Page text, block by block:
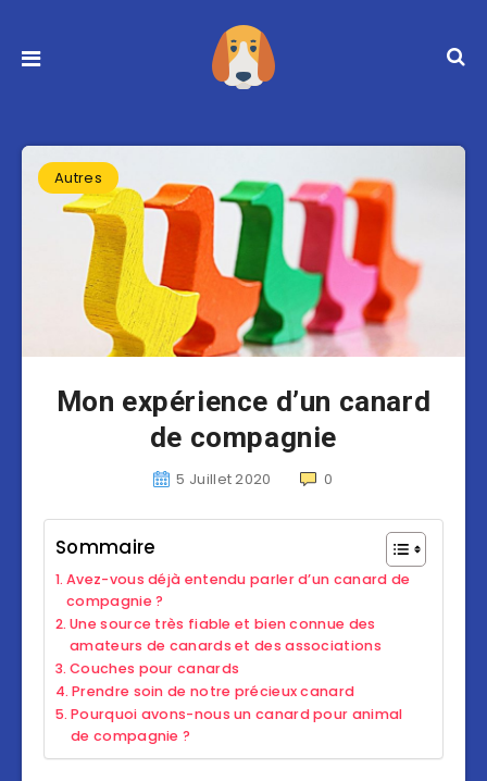
Autres
Mon expérience d’un canard
de compagnie
5 Juillet 2020 0
Sommaire
Avez-vous déjà entendu parler d’un canard de
compagnie ?
Une source très fiable et bien connue des
amateurs de canards et des associations
Couches pour canards
Prendre soin de notre précieux canard
Pourquoi avons-nous un canard pour animal
de compagnie ?